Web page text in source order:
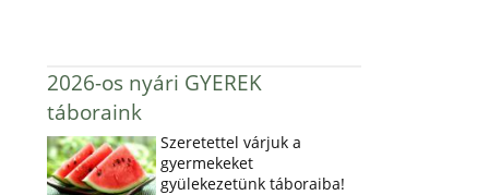
2026-os nyári GYEREK
táboraink
Szeretettel várjuk a
gyermekeket
gyülekezetünk táboraiba!